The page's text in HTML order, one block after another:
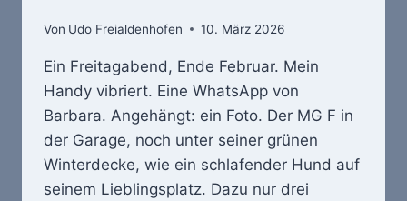
Von Udo Freialdenhofen 10. März 2026
Ein Freitagabend, Ende Februar. Mein
Handy vibriert. Eine WhatsApp von
Barbara. Angehängt: ein Foto. Der MG F in
der Garage, noch unter seiner grünen
Winterdecke, wie ein schlafender Hund auf
seinem Lieblingsplatz. Dazu nur drei